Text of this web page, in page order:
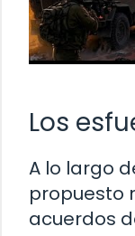
Los
A lo largo
propuesto
acuerdos